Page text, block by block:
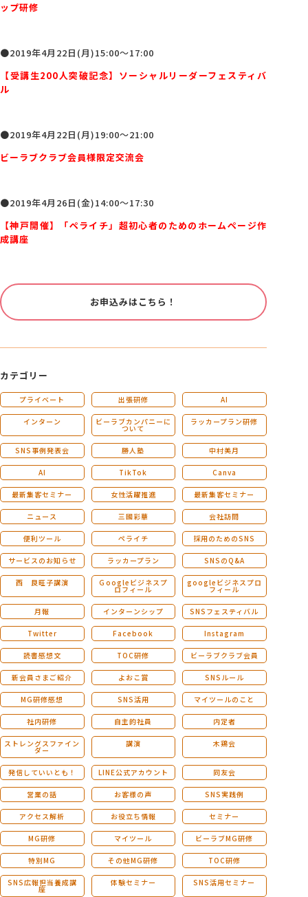
ップ研修
●2019年4月22日(月)15:00～17:00
【受講生200人突破記念】ソーシャルリーダーフェスティバ
ル
●2019年4月22日(月)19:00～21:00
ビーラブクラブ会員様限定交流会
●2019年4月26日(金)14:00～17:30
【神戸開催】「ペライチ」超初心者のためのホームページ作
成講座
お申込みはこちら！
カテゴリー
プライベート 出張研修 AI
インターン ビーラブカンパニーに
ついて
ラッカープラン研修
SNS事例発表会 勝人塾 中村美月
AI TikTok Canva
最新集客セミナー 女性活躍推進 最新集客セミナー
ニュース 三國彩華 会社訪問
便利ツール ペライチ 採用のためのSNS
サービスのお知らせ ラッカープラン SNSのQ&A
西 良旺子講演 Ｇoogleビジネスプ
ロフィール
googleビジネスプロ
フィール
月報 インターンシップ SNSフェスティバル
Twitter Facebook Instagram
読書感想文 TOC研修 ビーラブクラブ会員
新会員さまご紹介 よおこ賞 SNSルール
MG研修感想 SNS活用 マイツールのこと
社内研修 自主的社員 内定者
ストレングスファイン
ダー
講演 木鶏会
発信していいとも！ LINE公式アカウント 同友会
営業の話 お客様の声 SNS実践例
アクセス解析 お役立ち情報 セミナー
MG研修 マイツール ビーラブMG研修
特別MG その他MG研修 TOC研修
SNS広報担当養成講
座
体験セミナー SNS活用セミナー